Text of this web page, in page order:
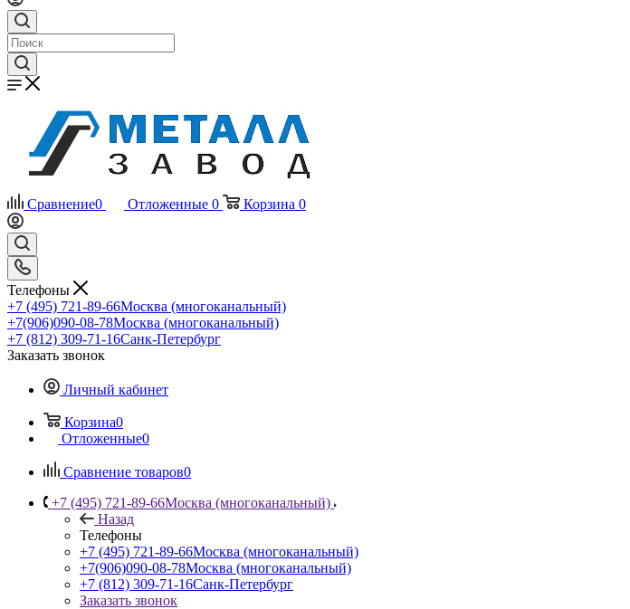
Сравнение0 Отложенные 0 Корзина 0
Телефоны
+7 (495) 721-89-66Москва (многоканальный)
+7(906)090-08-78Москва (многоканальный)
+7 (812) 309-71-16Санк-Петербург
Заказать звонок
Личный кабинет
Корзина0
Отложенные0
Сравнение товаров0
+7 (495) 721-89-66Москва (многоканальный)
Назад
Телефоны
+7 (495) 721-89-66Москва (многоканальный)
+7(906)090-08-78Москва (многоканальный)
+7 (812) 309-71-16Санк-Петербург
Заказать звонок